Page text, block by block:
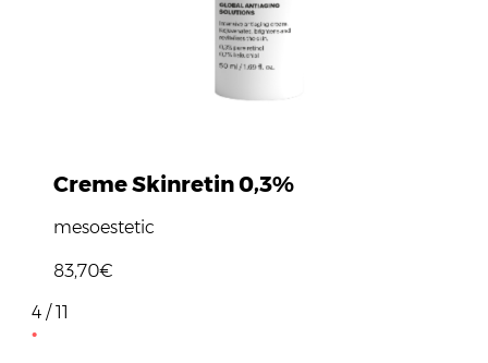
Creme Skinretin 0,3%
mesoestetic
83,70€
4 / 11